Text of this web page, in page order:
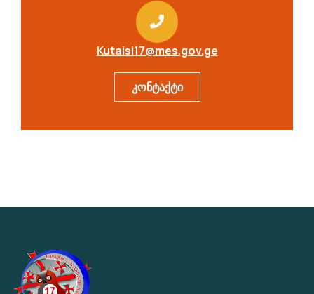
Kutaisi17@mes.gov.ge
კონტაქტი